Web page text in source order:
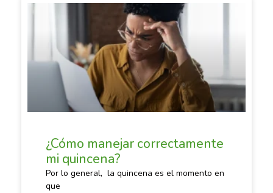
SACANDO CUENTAS
¿Cómo manejar correctamente
mi quincena?
Por lo general, la quincena es el momento en
que